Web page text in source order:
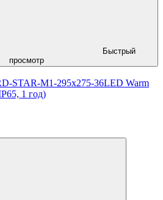
Быстрый
просмотр
STAR-M1-295x275-36LED Warm
1 год)